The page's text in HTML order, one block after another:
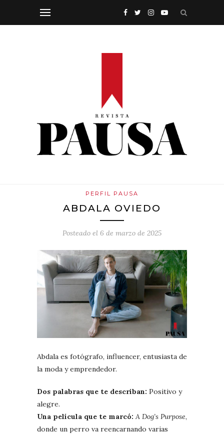
PERFIL PAUSA
ABDALA OVIEDO
Posteado el 6 de marzo de 2025
Abdala es fotógrafo, influencer, entusiasta de
la moda y emprendedor.
Dos palabras que te describan: Positivo y
alegre.
Una película que te marcó: A Dog’s Purpose,
donde un perro va reencarnando varias